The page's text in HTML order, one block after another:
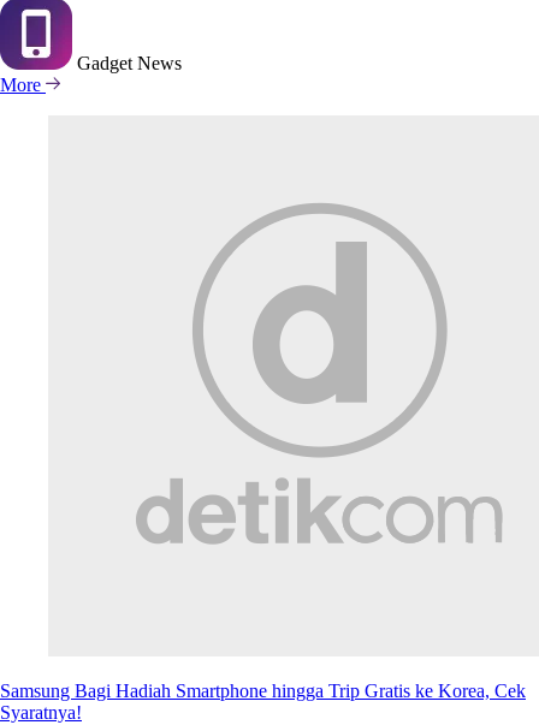
GadgetNews
More
Samsung Bagi Hadiah Smartphone hingga Trip Gratis ke Korea, Cek
Syaratnya!